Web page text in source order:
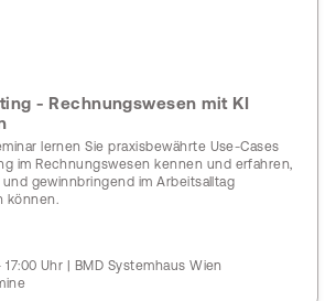
- Rechnungswesen mit KI
lernen Sie praxisbewährte Use-Cases
im Rechnungswesen kennen und erfahren,
gewinnbringend im Arbeitsalltag
können.
17:00 Uhr | BMD Systemhaus Wien